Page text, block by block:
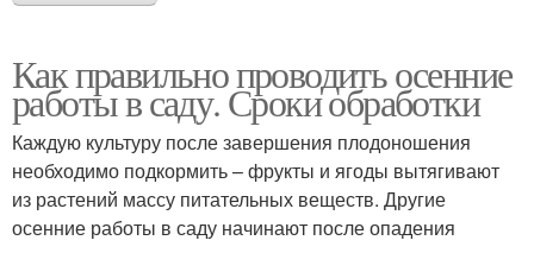
Как правильно проводить осенние
работы в саду. Сроки обработки
Каждую культуру после завершения плодоношения
необходимо подкормить – фрукты и ягоды вытягивают
из растений массу питательных веществ. Другие
осенние работы в саду начинают после опадения